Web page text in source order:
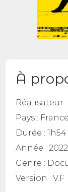
À
Réalisateur
Pays : France
Durée :1h54
Année :2022
Genre :
Version :V.F